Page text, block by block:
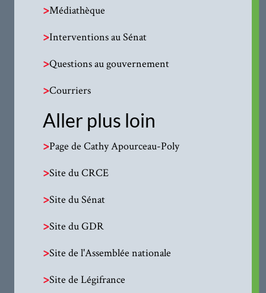
>Médiathèque
>Interventions au Sénat
>Questions au gouvernement
>Courriers
Aller plus loin
>Page de Cathy Apourceau-Poly
>Site du CRCE
>Site du Sénat
>Site du GDR
>Site de l'Assemblée nationale
>Site de Légifrance